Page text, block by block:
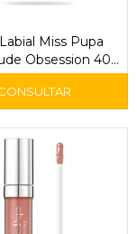
Miss Pupa
Obsession 403
– Pupa